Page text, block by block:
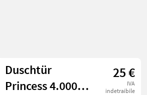
Duschtür
Princess 4.000
25 €
IVA
indetraibile